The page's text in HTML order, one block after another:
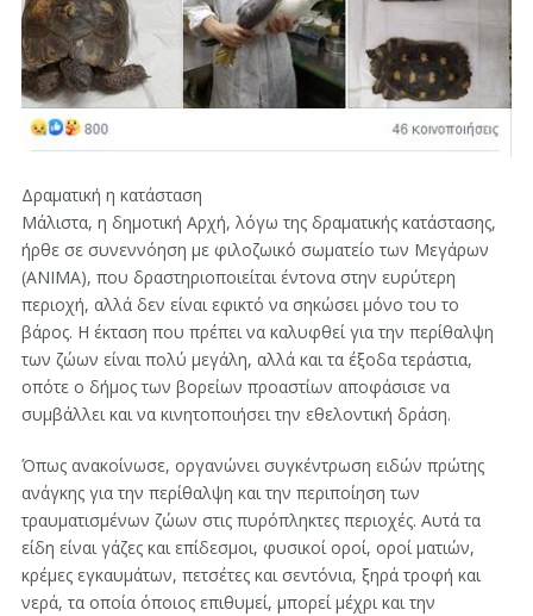
Δραματική η κατάσταση
Μάλιστα, η δημοτική Αρχή, λόγω της δραματικής κατάστασης,
ήρθε σε συνεννόηση με φιλοζωικό σωματείο των Μεγάρων
(ΑΝΙΜΑ), που δραστηριοποιείται έντονα στην ευρύτερη
περιοχή, αλλά δεν είναι εφικτό να σηκώσει μόνο του το
βάρος. Η έκταση που πρέπει να καλυφθεί για την περίθαλψη
των ζώων είναι πολύ μεγάλη, αλλά και τα έξοδα τεράστια,
οπότε ο δήμος των βορείων προαστίων αποφάσισε να
συμβάλλει και να κινητοποιήσει την εθελοντική δράση.
Όπως ανακοίνωσε, οργανώνει συγκέντρωση ειδών πρώτης
ανάγκης για την περίθαλψη και την περιποίηση των
τραυματισμένων ζώων στις πυρόπληκτες περιοχές. Αυτά τα
είδη είναι γάζες και επίδεσμοι, φυσικοί οροί, οροί ματιών,
κρέμες εγκαυμάτων, πετσέτες και σεντόνια, ξηρά τροφή και
νερά, τα οποία όποιος επιθυμεί, μπορεί μέχρι και την